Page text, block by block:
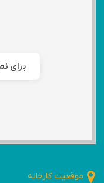
برای
موقعیت کارخانه